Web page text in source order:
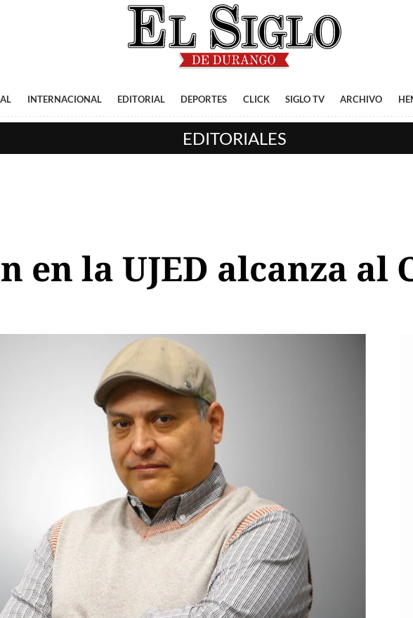
INTERNACIONAL EDITORIAL DEPORTES CLICK SIGLO TV ARCHIVO
EDITORIALES
en la UJED alcanza al